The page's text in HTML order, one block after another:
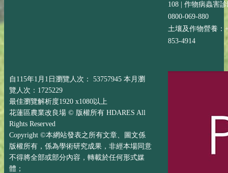
108 | 作物病蟲害
0800-069-880
土壤及作物營養：
853-4914
自115年1月1日瀏覽人次： 53757945 本月瀏
覽人次：1725229
最佳瀏覽解析度1920 x1080以上
花蓮區農業改良場 © 版權所有 HDARES All
Rights Reserved
Copyright ©本網站發表之所有文章、圖文係
版權所有，係為學術研究成果，非經本場同意
不得將全部或部分內容，轉載於任何形式媒
體；